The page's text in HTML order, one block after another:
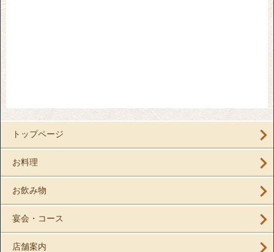
トップページ
お料理
お飲み物
宴会・コース
店舗案内